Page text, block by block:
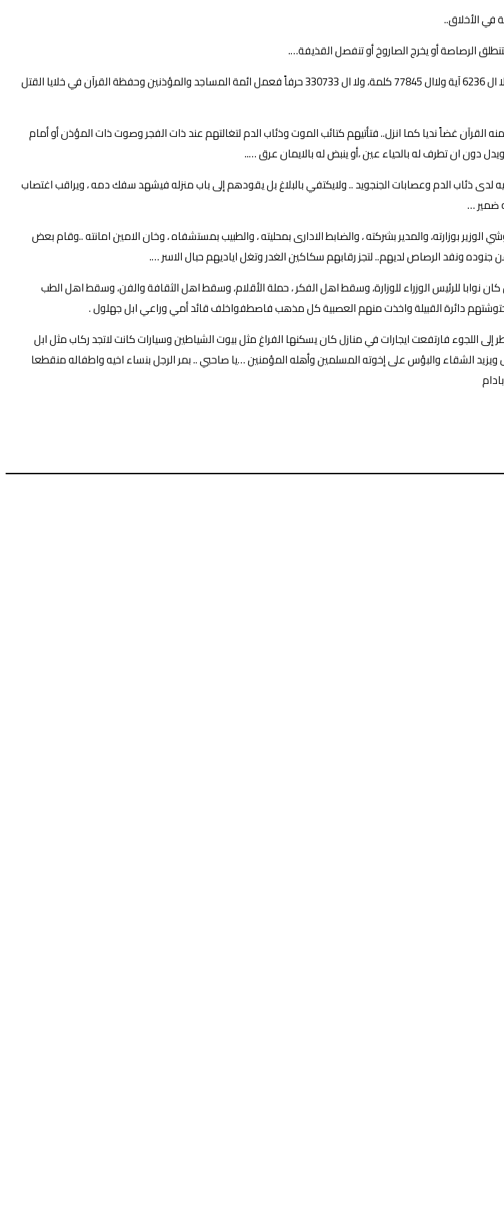
في الأخلاق..
الرصاصة أو يخرج الصاروخ أو تنفصل القذيفة….
انكي ما فتنة الحرب في السودان انها سقط في دائرتها حفظة القرآن الكريم فلم تعصمهم ال 114 سورة ولا ال 6236 آية ولاال 77845 كلمة، ولا ال 330733 حرفاً فعمل ائمة المساجد والمؤذنين وحفظة القرآن في خلايا القتل
غضاً نديا كما انزل.. فتأتيهم كتائب الموت وذئاب الدم لتغالتهم عند ذات الفجر وصوت ذات المؤذن أو أمام
ان تطرف له بالحياء عين ،أو ينبض له بالايمان عرق …..
لدى ذئاب الدم وعصابات الجنجويد .. ولايكتفي بالبلاغ بل يقودهم إلى باب منزله فيشهد سفك دمه ، ويراقب اغتصاب
ضمير …
بوزارته، والمدير بشركته ، والضابط الادارى بمحليته ، والطبيب بمستشفاه ، وخان الامين امانته ..وقام بعض
جنوده ونفد الرصاص لديهم.. لتجز رقابهم سكاكين الغدر وتغل اياديهم حبال الاسر ….
للرئيس الوزراء للوزارة، وسقط اهل الفكر ، حملة الأقلام، وسقط اهل الثقافة والفن، وسقط اهل الطب
دائرة القبيلة واخذت منهم العصبية كل مذهب فاصطفواخلف قائد أمي وراعي ابل جهلول .
اللجوء فارتفعت ايجارات في منازل كان يسكنها الفراغ مثل بيوت الشياطين وسيارات كانت لاتجد ركاب مثل ابل
الشقاء والبؤس على إخوته المسلمين وأهله المؤمنين …يا صاحبي .. بمر الرجل بنساء اخيه واطفاله منقطعا